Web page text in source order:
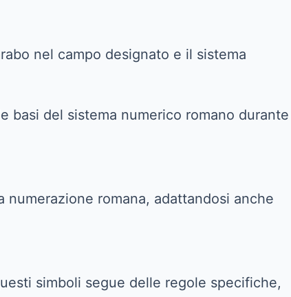
nel campo designato e il sistema
basi del sistema numerico romano durante
romana, adattandosi anche
simboli segue delle regole specifiche,